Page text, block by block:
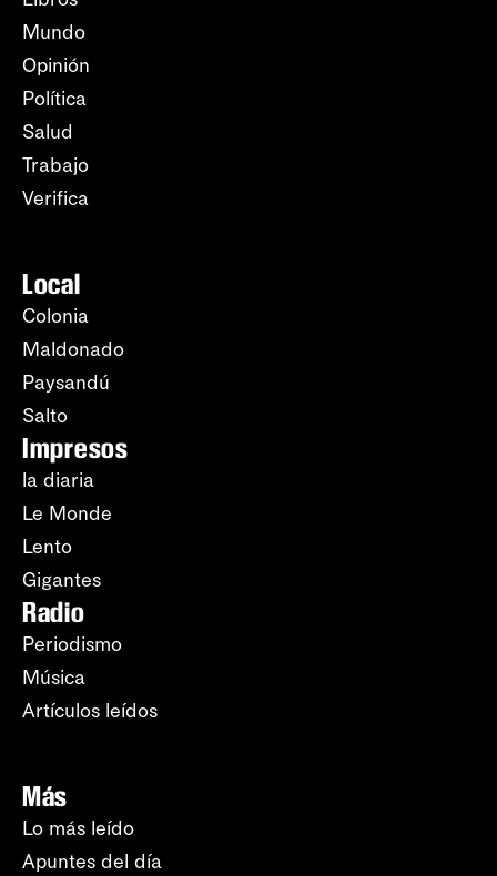
Mundo
Opinión
Política
Salud
Trabajo
Verifica
Local
Colonia
Maldonado
Paysandú
Salto
Impresos
la diaria
Le Monde
Lento
Gigantes
Radio
Periodismo
Música
Artículos leídos
Más
Lo más leído
Apuntes del día